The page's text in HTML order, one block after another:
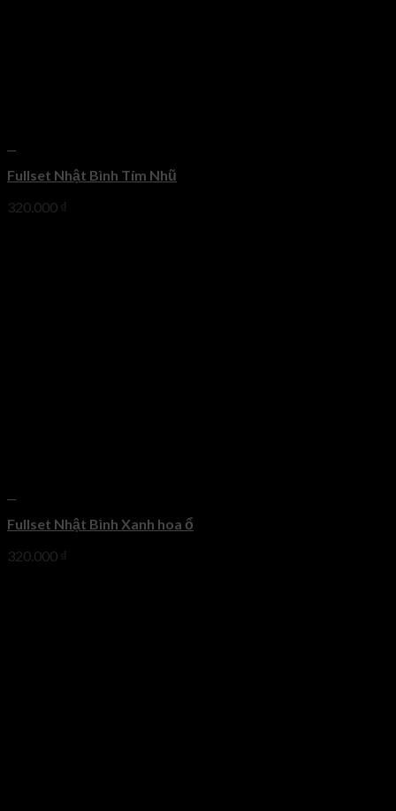
Fullset Nhật Bình Tím Nhũ
320.000 ₫
Fullset Nhật Bình Xanh hoa ổ
320.000 ₫